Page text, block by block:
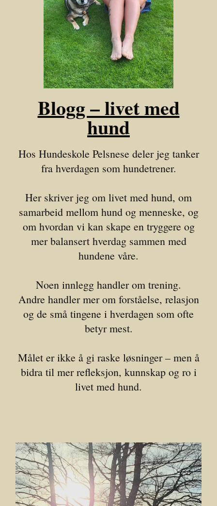
Blogg – livet med
hund
Hos Hundeskole Pelsnese deler jeg tanker
fra hverdagen som hundetrener.
Her skriver jeg om livet med hund, om
samarbeid mellom hund og menneske, og
om hvordan vi kan skape en tryggere og
mer balansert hverdag sammen med
hundene våre.
Noen innlegg handler om trening.
Andre handler mer om forståelse, relasjon
og de små tingene i hverdagen som ofte
betyr mest.
Målet er ikke å gi raske løsninger – men å
bidra til mer refleksjon, kunnskap og ro i
livet med hund.